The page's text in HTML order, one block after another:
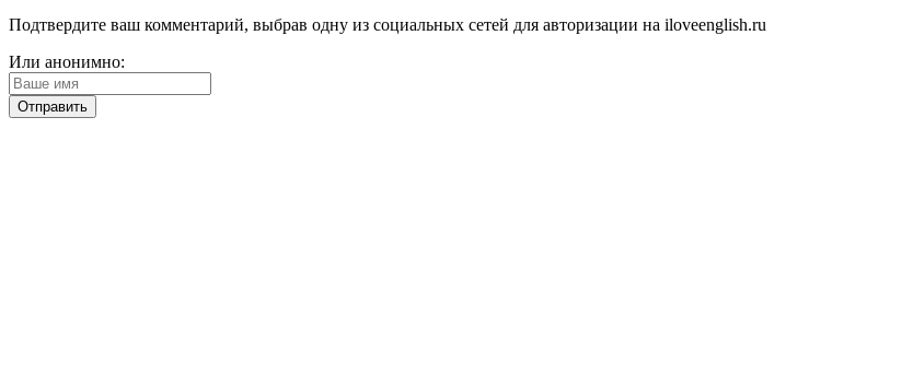
Подтвердите ваш комментарий, выбрав одну из социальных сетей для авторизации на iloveenglish.ru
Или анонимно: